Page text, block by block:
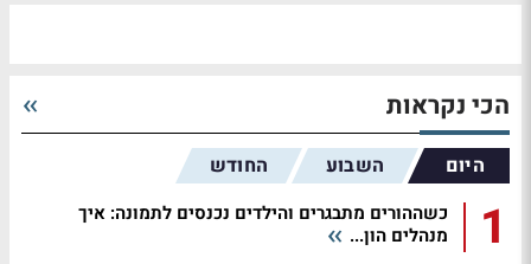
הכי נקראות
היום השבוע החודש
1
כשההורים מתבגרים והילדים נכנסים לתמונה: איך
מנהלים הון...